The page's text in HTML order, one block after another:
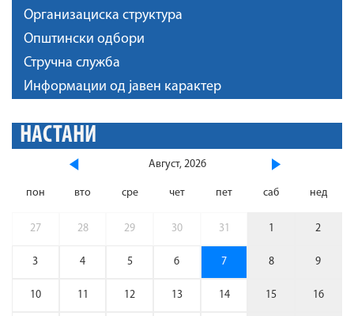
Организациска структура
Општински одбори
Стручна служба
Информации од јавен карактер
НАСТАНИ
Август, 2026
пон вто сре чет пет саб нед
27 28 29 30 31 1 2
3 4 5 6 7 8 9
10 11 12 13 14 15 16